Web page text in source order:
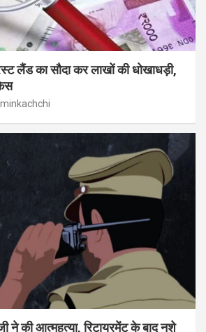
लैंड का सौदा कर लाखों की धोखाधड़ी,
ने की आत्महत्या, रिटायरमेंट के बाद नशे